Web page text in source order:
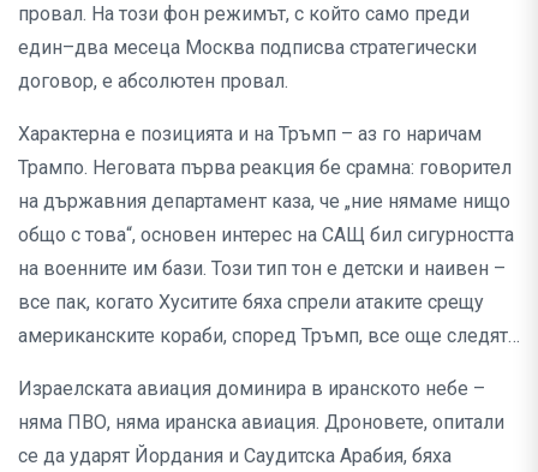
провал. На този фон режимът, с който само преди
един–два месеца Москва подписва стратегически
договор, е абсолютен провал.
Характерна е позицията и на Тръмп – аз го наричам
Трампо. Неговата първа реакция бе срамна: говорител
на държавния департамент каза, че „ние нямаме нищо
общо с това“, основен интерес на САЩ бил сигурността
на военните им бази. Този тип тон е детски и наивен –
все пак, когато Хуситите бяха спрели атаките срещу
американските кораби, според Тръмп, все още следят…
Израелската авиация доминира в иранското небе –
няма ПВО, няма иранска авиация. Дроновете, опитали
се да ударят Йордания и Саудитска Арабия, бяха